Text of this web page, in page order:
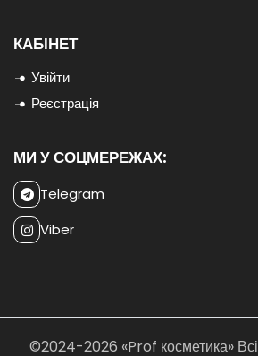
КАБІНЕТ
Увійти
Реєстрація
МИ У СОЦМЕРЕЖАХ:
Telegram
Viber
©2024-2026 «Prof косметика» Всі